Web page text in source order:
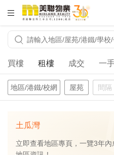
HKD ft²
買樓 租樓 成交 一
地區/港鐵/校網 屋苑 間隔
土瓜灣
立即查看地區專頁，一覽3年